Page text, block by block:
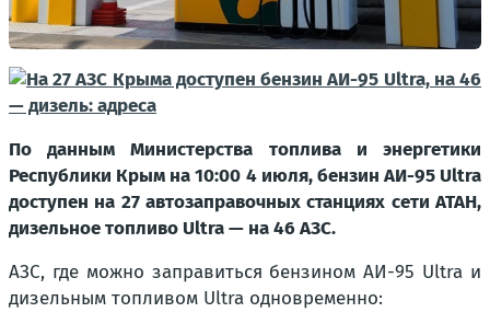
По данным Министерства топлива и энергетики
Республики Крым на 10:00 4 июля, бензин АИ-95 Ultra
доступен на 27 автозаправочных станциях сети АТАН,
дизельное топливо Ultra — на 46 АЗС.
АЗС, где можно заправиться бензином АИ-95 Ultra и
дизельным топливом Ultra одновременно: